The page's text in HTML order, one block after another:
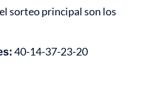
sorteo principal son los
40-14-37-23-20